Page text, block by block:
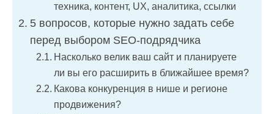
техника, контент, UX, аналитика, ссылки
5 вопросов, которые нужно задать себе
перед выбором SEO-подрядчика
Насколько велик ваш сайт и планируете
ли вы его расширить в ближайшее время?
Какова конкуренция в нише и регионе
продвижения?